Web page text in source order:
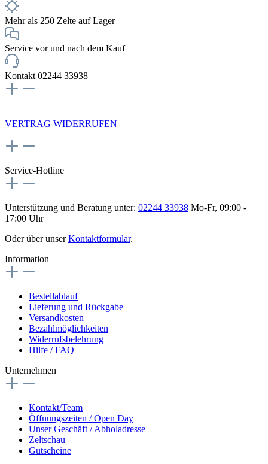
Mehr als 250 Zelte auf Lager
Service vor und nach dem Kauf
Kontakt 02244 33938
VERTRAG WIDERRUFEN
Service-Hotline
Unterstützung und Beratung unter: 02244 33938 Mo-Fr, 09:00 -
17:00 Uhr
Oder über unserKontaktformular.
Information
Bestellablauf
Lieferung und Rückgabe
Versandkosten
Bezahlmöglichkeiten
Widerrufsbelehrung
Hilfe / FAQ
Unternehmen
Kontakt/Team
Öffnungszeiten / Open Day
Unser Geschäft / Abholadresse
Zeltschau
Gutscheine